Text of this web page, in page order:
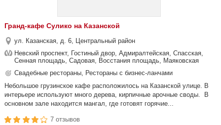
Гранд-кафе Сулико на Казанской
ул. Казанская, д. 6, Центральный район
Невский проспект, Гостиный двор, Адмиралтейская, Спасская,
Сенная площадь, Садовая, Восстания площадь, Маяковская
Свадебные рестораны, Рестораны с бизнес-ланчами
Небольшое грузинское кафе расположилось на Казанской улице. В
интерьере используют много дерева, кирпичные арочные своды. В
основном зале находится мангал, где готовят горячие...
7 отзывов